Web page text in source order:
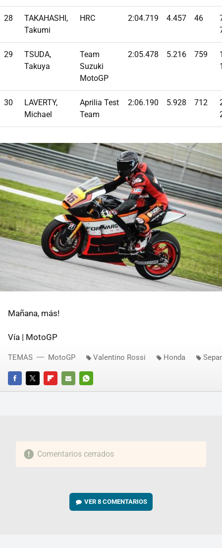
28
TAKAHASHI,
Takumi
HRC 2:04.719 4.457 46
29
TSUDA,
Takuya
Team
Suzuki
MotoGP
2:05.478 5.216 759
30
LAVERTY,
Michael
Aprilia Test
Team
2:06.190 5.928 712
Mañana, más!
Vía | MotoGP
FACEBOOKTWITTERFLIPBOARD
E-
WHATSAPP
TEMAS MotoGP Valentino Rossi Honda
Comentarios cerrados
VER8 COMENTARIOS